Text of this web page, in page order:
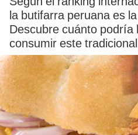
la butifarra peruana es
Descubre cuánto podría
consumir este